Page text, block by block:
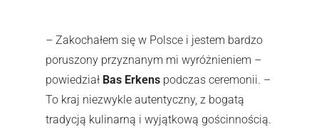
– Zakochałem się w Polsce i jestem bardzo
poruszony przyznanym mi wyróżnieniem –
powiedział Bas Erkens podczas ceremonii. –
To kraj niezwykle autentyczny, z bogatą
tradycją kulinarną i wyjątkową gościnnością.